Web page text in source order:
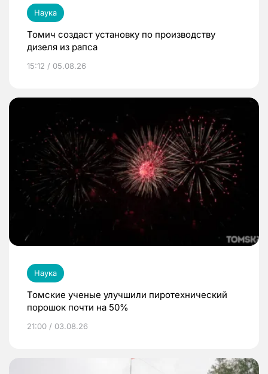
Наука
Томич создаст установку по производству
дизеля из рапса
15:12 / 05.08.26
Наука
Томские ученые улучшили пиротехнический
порошок почти на 50%
21:00 / 03.08.26